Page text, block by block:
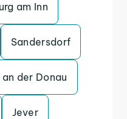
am Inn
Sandersdorf
der Donau
Jever